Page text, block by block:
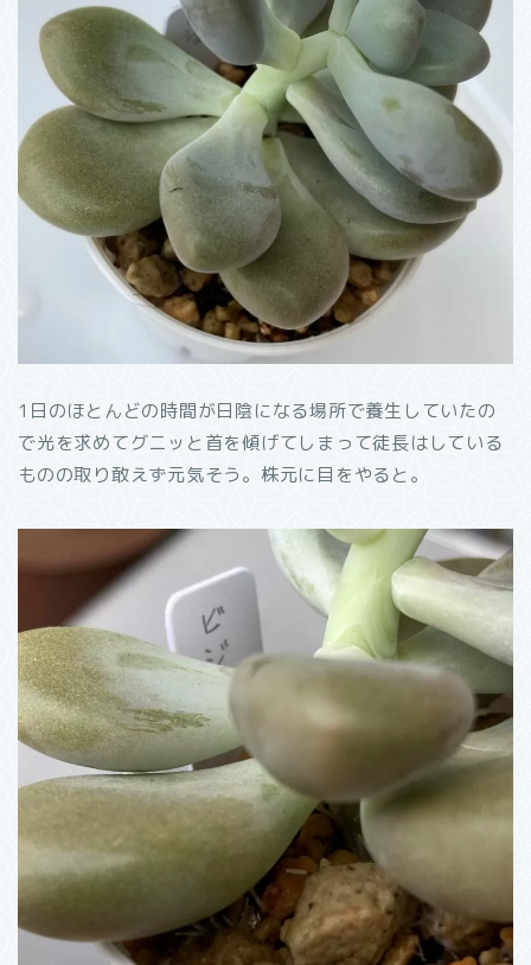
1日のほとんどの時間が日陰になる場所で養生していたの
で光を求めてグニッと首を傾げてしまって徒長はしている
ものの取り敢えず元気そう。株元に目をやると。